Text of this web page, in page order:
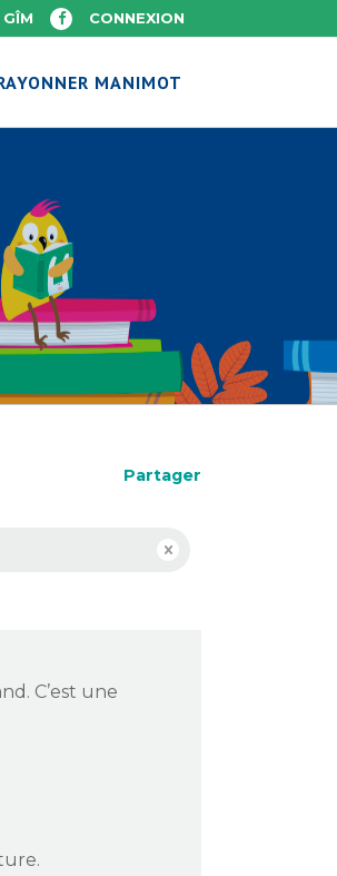
CONNEXION
MANIMOT
Partager
C’est une